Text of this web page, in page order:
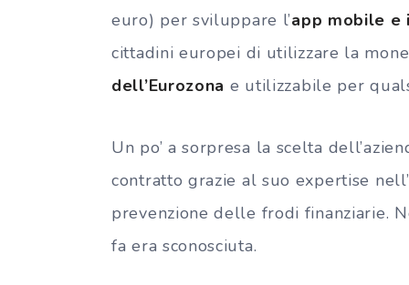
euro) per sviluppare l’app mobile
cittadini europei di utilizzare la
dell’Eurozona e utilizzabile per
Un po’ a sorpresa la scelta
contratto grazie al suo expertise
prevenzione delle frodi finanziarie.
fa era sconosciuta.